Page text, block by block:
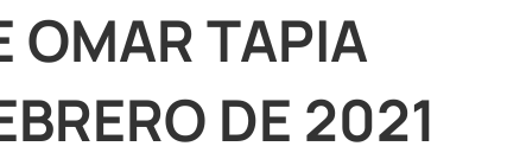
OMAR TAPIA
DE 2021